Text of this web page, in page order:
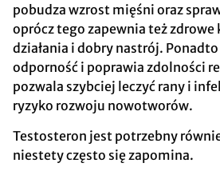
pobudza wzrost mięśni oraz
oprócz tego zapewnia też zdrowe
działania i dobry nastrój.
odporność i poprawia zdolności
pozwala szybciej leczyć rany i
ryzyko rozwoju nowotworów.
Testosteron jest potrzebny
niestety często się zapomina.